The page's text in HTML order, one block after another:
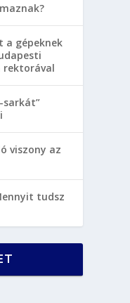
a gépeknek
rektorával
sarkát”
viszony az
tudsz